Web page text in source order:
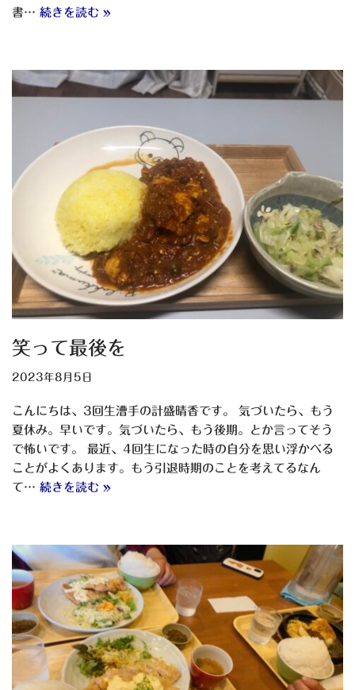
書… 続きを読む »
笑って最後を
2023年8月5日
こんにちは、3回生漕手の計盛晴香です。 気づいたら、もう
夏休み。早いです。気づいたら、もう後期。とか言ってそう
で怖いです。 最近、4回生になった時の自分を思い浮かべる
ことがよくあります。もう引退時期のことを考えてるなん
て… 続きを読む »